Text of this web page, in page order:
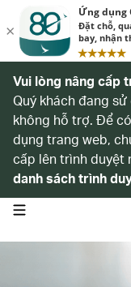
Vui lòng nâng cấp
Quý khách đang
không hỗ trợ. Để
dụng trang web,
cấp lên trình duyệt
danh sách trình
open navigation menu